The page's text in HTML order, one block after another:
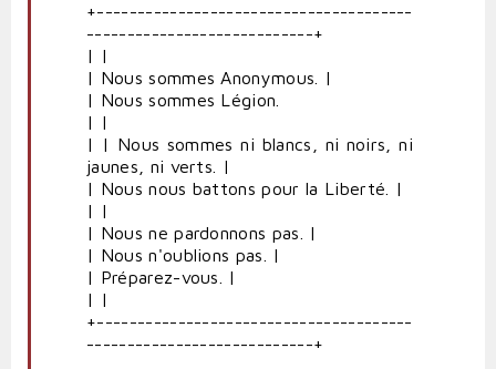
+---------------------------------------
----------------------------+
| |
| Nous sommes Anonymous. |
| Nous sommes Légion.
| |
| | Nous sommes ni blancs, ni noirs, ni
jaunes, ni verts. |
| Nous nous battons pour la Liberté. |
| |
| Nous ne pardonnons pas. |
| Nous n'oublions pas. |
| Préparez-vous. |
| |
+---------------------------------------
----------------------------+